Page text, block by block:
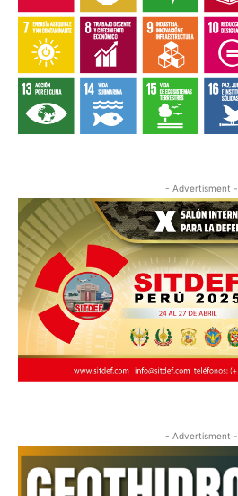
- Advertisment -
- Advertisment -